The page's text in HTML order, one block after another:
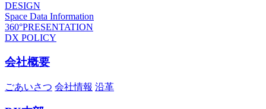
DESIGN
Space Data Information
360°PRESENTATION
DX POLICY
会社概要
ごあいさつ 会社情報 沿革